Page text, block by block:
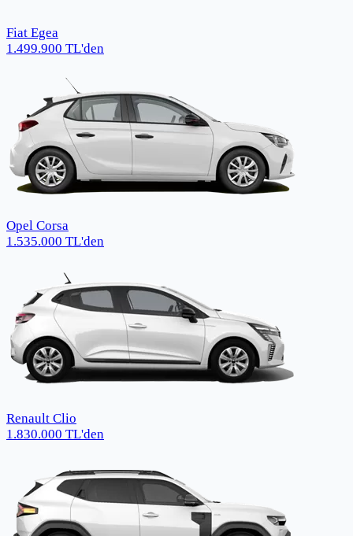
Fiat Egea
1.499.900 TL'den
Opel Corsa
1.535.000 TL'den
Renault Clio
1.830.000 TL'den